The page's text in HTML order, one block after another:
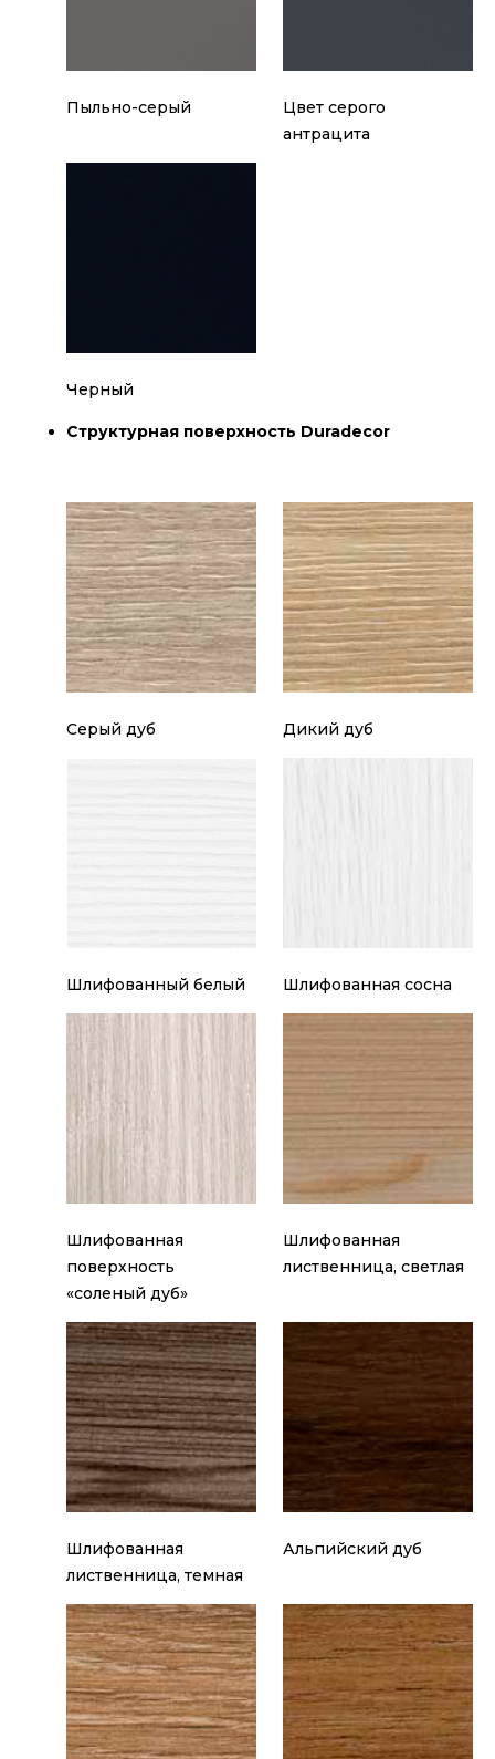
Пыльно-серый
Цвет серого
антрацита
Черный
Структурная поверхность Duradecor
Серый дуб Дикий дуб
Шлифованный белый Шлифованная сосна
Шлифованная
поверхность
«соленый дуб»
Шлифованная
лиственница, светлая
Шлифованная
лиственница, темная
Альпийский дуб